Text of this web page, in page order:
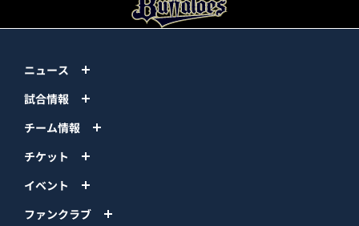
ニュース
試合情報
チーム情報
チケット
イベント
ファンクラブ